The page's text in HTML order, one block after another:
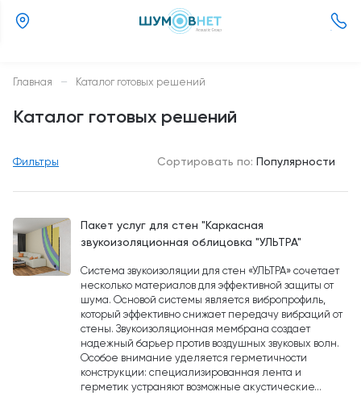
Главная — Каталог готовых решений
Каталог готовых решений
Фильтры Сортировать по: Популярности
Пакет услуг для стен "Каркасная
звукоизоляционная облицовка "УЛЬТРА"
Система звукоизоляции для стен «УЛЬТРА» сочетает
несколько материалов для эффективной защиты от
шума. Основой системы является вибропрофиль,
который эффективно снижает передачу вибраций от
стены. Звукоизоляционная мембрана создает
надежный барьер против воздушных звуковых волн.
Особое внимание уделяется герметичности
конструкции: специализированная лента и
герметик устраняют возможные акустические...